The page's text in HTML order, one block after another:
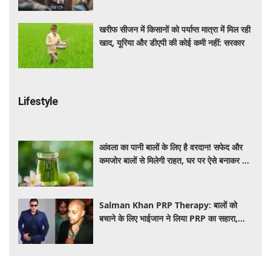
खरीफ सीजन में किसानों को पर्याप्त मात्रा में मिल रही
खाद, यूरिया और डीएपी की कोई कमी नहीं: सरकार
Lifestyle
आंवला का पानी बालों के लिए है वरदान! सफेद और
कमजोर बालों से मिलेगी राहत, घर पर ऐसे बनाकर करें
Salman Khan PRP Therapy: बालों को
बचाने के लिए भाईजान ने लिया PRP का सहारा,